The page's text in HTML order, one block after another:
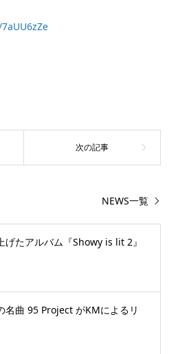
NEWS一覧
たアルバム『Showy is lit 2』
名曲 95 Project がKMによるリ